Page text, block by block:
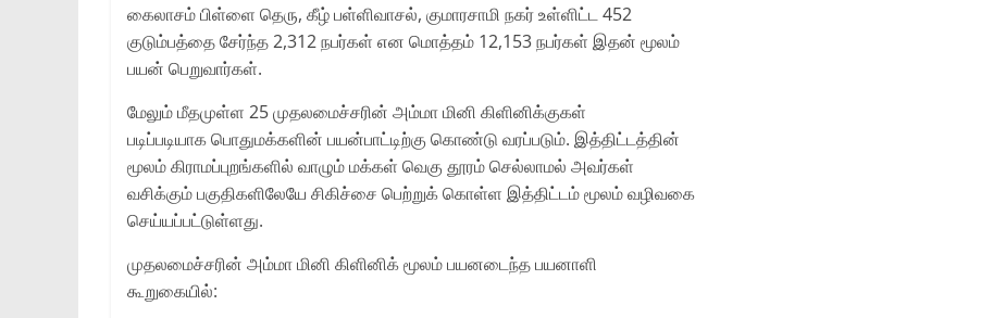
கைலாசம்‌ பிள்ளை தெரு, கீழ்‌ பள்ளிவாசல்‌, குமாரசாமி நகர்‌ உள்ளிட்ட 452
குடும்பத்தை சேர்ந்த 2,312 நபர்கள்‌ என மொத்தம்‌ 12,153 நபர்கள்‌ இதன்‌ மூலம்‌
பயன்‌ பெறுவார்கள்‌.
மேலும்‌ மீதமுள்ள 25 முதலமைச்சரின்‌ அம்மா மினி கிளினிக்குகள்‌
படிப்படியாக பொதுமக்களின்‌ பயன்பாட்டிற்கு கொண்டு வரப்படும்‌. இத்திட்டத்தின்‌
மூலம்‌ கிராமப்புறங்களில்‌ வாழும்‌ மக்கள்‌ வெகு தூரம்‌ செல்லாமல்‌ அவர்கள்‌
வசிக்கும்‌ பகுதிகளிலேயே சிகிச்சை பெற்றுக்‌ கொள்ள இத்திட்டம்‌ மூலம்‌ வழிவகை
செய்யப்பட்டுள்ளது.
முதலமைச்சரின்‌ அம்மா மினி கிளினிக்‌ மூலம்‌ பயனடைந்த பயனாளி
கூறுகையில்‌: